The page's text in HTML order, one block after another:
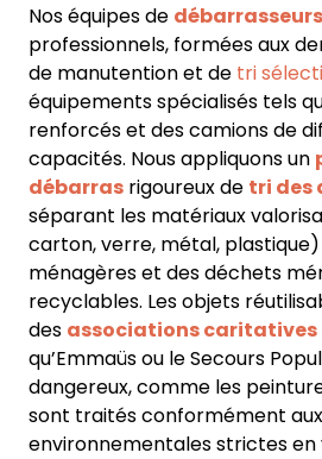
Nos équipes de
professionnels, formées aux
de manutention et de tri
équipements spécialisés tels
renforcés et des camions de
capacités. Nous appliquons un
débarras rigoureux de tri des
séparant les matériaux
carton, verre, métal,
ménagères et des déchets
recyclables. Les objets
des associations caritatives
qu’Emmaüs ou le Secours
dangereux, comme les
sont traités conformément
environnementales strictes en